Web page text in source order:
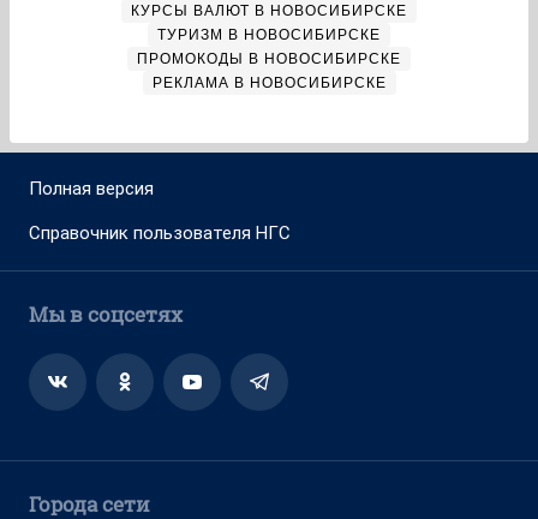
КУРСЫ ВАЛЮТ В НОВОСИБИРСКЕ
ТУРИЗМ В НОВОСИБИРСКЕ
ПРОМОКОДЫ В НОВОСИБИРСКЕ
РЕКЛАМА В НОВОСИБИРСКЕ
Полная версия
Справочник пользователя НГС
Мы в соцсетях
Города сети